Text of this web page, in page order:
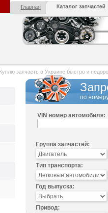
Главная Каталог запчастей
запчасть в Украине быстро и
по
VIN номер автомобиля:
Группа запчастей:
Тип транспорта:
Год выпуска:
Привод: